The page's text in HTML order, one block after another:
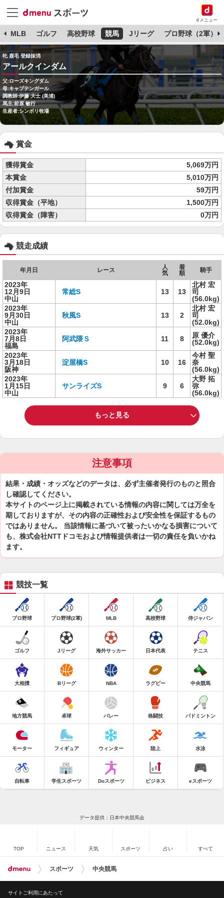
dメニュー
MLB ゴルフ 高校野球 競馬 Jリーグ プロ野球（2軍）
牝 鹿毛 登録抹消
アールクインダム
父:ローズキングダム
母:キャプテンガール
調教師:伊藤 大士 (美浦)
馬主:前原 敏行
生産者:シンボリ牧場
賞金
獲得賞金
5,069万円
本賞金
5,010万円
付加賞金
59万円
収得賞金（平地）
1,500万円
収得賞金（障害）
0万円
競走成績
年月日 レース
人
気
着
順
騎手
2023年
12月9日
中山
常総S 13 13
北村 宏
司
(56.0kg)
2023年
9月30日
中山
秋風S 13 2
北村 宏
司
(52.0kg)
2023年
7月8日
福島
阿武隈Ｓ 11 8
原 優介
(52.0kg)
2023年
3月18日
阪神
淀屋橋S 10 16
今村 聖
奈
(56.0kg)
2023年
1月15日
中山
サンライズS 9 6
大野 拓
弥
(56.0kg)
もっと見る
注意事項
結果・成績・オッズなどのデータは、必ず主催者発行のものと照合
し確認してください。
本サイトのページ上に掲載されている情報の内容に関しては万全を
期しておりますが、その内容の正確性および安全性を保証するもの
ではありません。 当該情報に基づいて被ったいかなる損害について
も、株式会社NTTドコモおよび情報提供者は一切の責任を負いかね
ます。
競技一覧
プロ野球 プロ野球(2軍) MLB 高校野球 侍ジャパン
ゴルフ Jリーグ 海外サッカー 日本代表 テニス
大相撲 Bリーグ NBA ラグビー 中央競馬
地方競馬 卓球 バレー 格闘技 バドミントン
モーター フィギュア ウィンター 陸上 水泳
自転車 学生スポーツ Doスポーツ ビジネス eスポーツ
データ提供：日本中央競馬会
TOP ニュース 天気 スポーツ 占い すべて
スポーツ 中央競馬
サイトご利用にあたって